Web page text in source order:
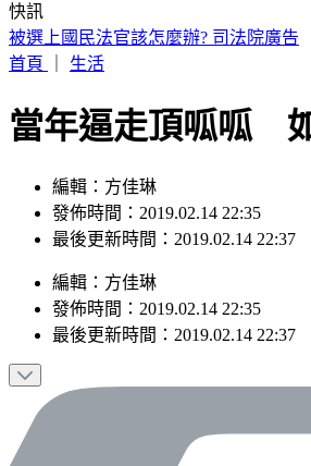
快訊
明知蘇丹紅超標4倍還賣 雲林黑心商扯
首頁
生活
當年逼走頂呱呱
編輯：方佳琳
發佈時間：2019.02.14 22:35
最後更新時間：2019.02.14 22:37
編輯 ： 方佳琳
發佈時間： 2019.02.14 22:35
最後更新時間： 2019.02.14 22:37